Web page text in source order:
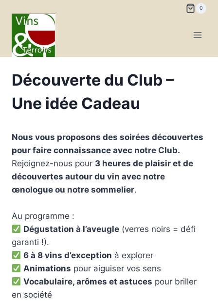
contenu
0
Découverte du Club –
Une idée Cadeau
Nous vous proposons des soirées découvertes
pour faire connaissance avec notre Club.
Rejoignez-nous pour 3 heures de plaisir et de
découvertes autour du vin avec notre
œnologue ou notre sommelier.
Au programme :
Dégustation à l’aveugle (verres noirs = défi
garanti !).
6 à 8 vins d’exception à explorer
Animations pour aiguiser vos sens
Vocabulaire, arômes et astuces pour briller
en société